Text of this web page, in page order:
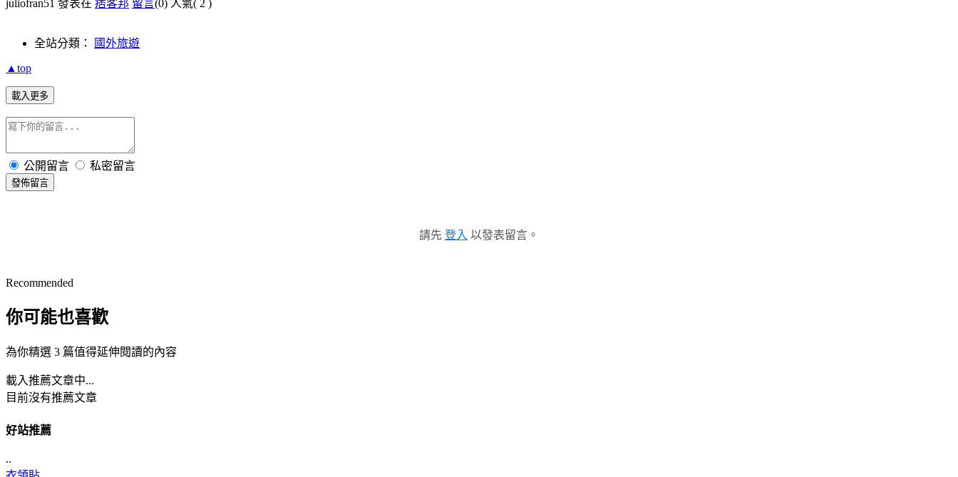
juliofran51 發表在 痞客邦 留言(0) 人氣( 2 )
全站分類： 國外旅遊
▲top
載入更多
公開留言 私密留言
發佈留言
請先 登入 以發表留言。
Recommended
你可能也喜歡
為你精選 3 篇值得延伸閱讀的內容
載入推薦文章中...
目前沒有推薦文章
好站推薦
..